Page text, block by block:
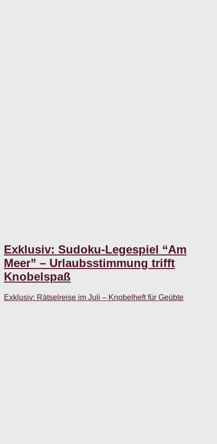
Exklusiv: Sudoku-Legespiel “Am
Meer” – Urlaubsstimmung trifft
Knobelspaß
Exklusiv: Rätselreise im Juli – Knobelheft für Geübte